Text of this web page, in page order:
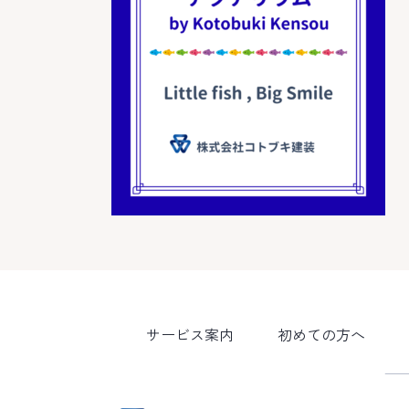
サービス案内 初めての方へ